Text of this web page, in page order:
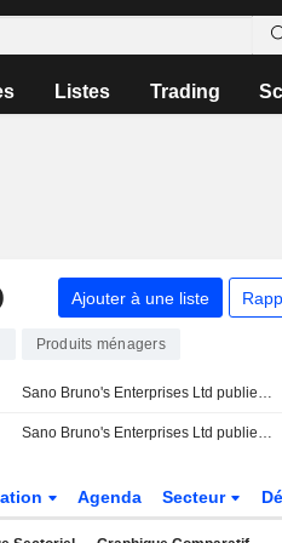
Listes Trading
Ajouter à une liste
Produits ménagers
Sano Bruno's Enterprises Ltd publie ses résultats pour le premier trimestre clos le 31 mars 2026
Sano Bruno's Enterprises Ltd publie ses résultats pour l'exercice clos le 31 décembre 2025
Agenda Secteur